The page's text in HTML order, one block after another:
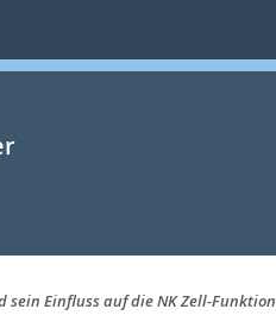
sein Einfluss auf die NK Zell-Funktion